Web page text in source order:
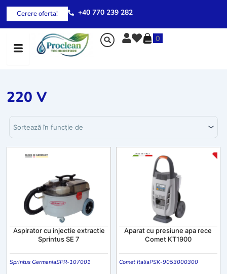
Skip
content
Cerere oferta! +40 770 239 282
0
220 V
Sortează produsele
Aspirator cu injectie extractie
Sprintus SE 7
Sprintus GermaniaSPR-107001
-
Aparat cu presiune apa rece
Comet KT1900
Comet ItaliaPSK-9053000300
Page